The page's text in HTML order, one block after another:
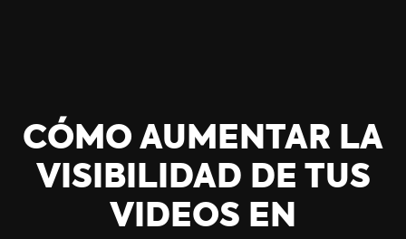
CÓMO AUMENTAR LA
VISIBILIDAD DE TUS
VIDEOS EN